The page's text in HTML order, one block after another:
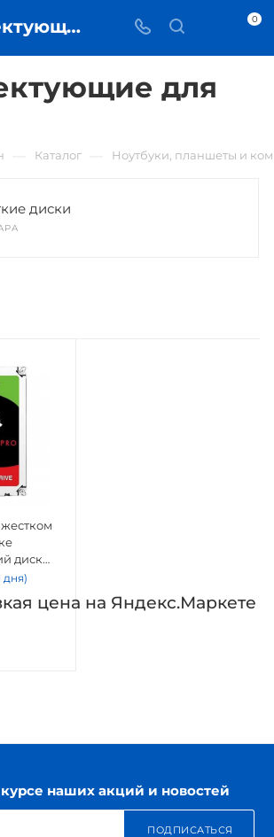
Комплектующие для ПК • купить в Самаре по низкой цене - iЧехол 0
для
Каталог Ноутбуки, планшеты и
диски
диск
SATA
дня)
цена на Яндекс.Маркете
курсе наших акций и новостей
ПОДПИСАТЬСЯ